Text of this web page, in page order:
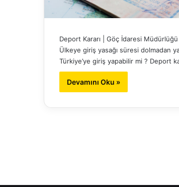
Deport Kararı | Göç İdaresi
Ülkeye giriş yasağı süresi dolmadan
Türkiye’ye giriş yapabilir mi ? Deport
Devamını Oku »